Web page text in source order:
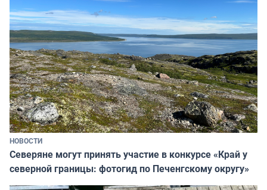
НОВОСТИ
Северяне могут принять участие в конкурсе «Край у
северной границы: фотогид по Печенгскому округу»